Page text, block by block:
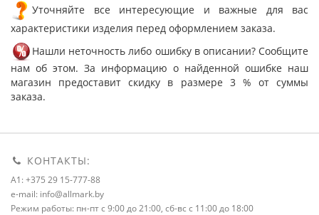
Уточняйте все интересующие и важные для вас
характеристики изделия перед оформлением заказа.
Нашли неточность либо ошибку в описании? Сообщите
нам об этом. За информацию о найденной ошибке наш
магазин предоставит скидку в размере 3 % от суммы
заказа.
КОНТАКТЫ:
A1: +375 29 15-777-88
e-mail: info@allmark.by
Режим работы: пн-пт с 9:00 до 21:00, сб-вс с 11:00 до 18:00